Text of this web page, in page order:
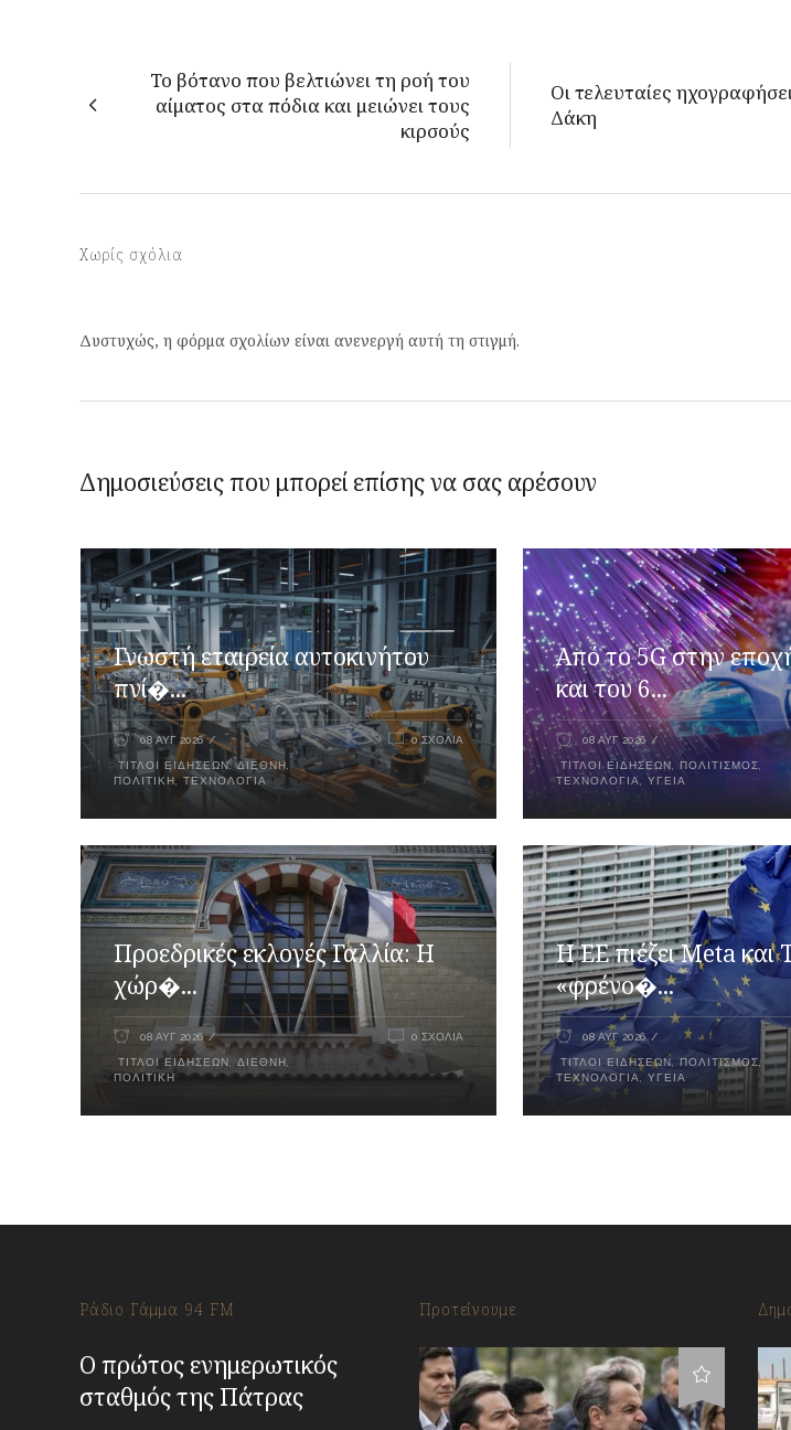
Το βότανο που βελτιώνει τη ροή του
αίματος στα πόδια και μειώνει τους
κιρσούς
Οι τελευταίες
Δάκη
Χωρίς σχόλια
Δυστυχώς, η φόρμα σχολίων είναι ανενεργή αυτή τη στιγμή.
Δημοσιεύσεις που μπορεί επίσης να σας αρέσουν
Γνωστή εταιρεία αυτοκινήτου
πνί�...
08 ΑΥΓ 2026
ΤΊΤΛΟΙ ΕΙΔΉΣΕΩΝ,ΔΙΕΘΝΉ
ΠΟΛΙΤΙΚΉ,ΤΕΧΝΟΛΟΓΊΑ
0 ΣΧΌΛΙΑ
Από το 5G στην
και του 6...
08 ΑΥΓ 2026
ΤΊΤΛΟΙ ΕΙΔΉΣΕΩΝ ΠΟΛΙΤΙΣΜΌΣ
ΤΕΧΝΟΛΟΓΊΑ
ΥΓΕΊΑ
Προεδρικές εκλογές Γαλλία: Η
χώρ�...
08 ΑΥΓ 2026
ΤΊΤΛΟΙ ΕΙΔΉΣΕΩΝ ΔΙΕΘΝΉ
ΠΟΛΙΤΙΚΉ
0 ΣΧΌΛΙΑ
Η ΕΕ πιέζει Meta και
«φρένο�...
08 ΑΥΓ 2026
ΤΊΤΛΟΙ ΕΙΔΉΣΕΩΝ ΠΟΛΙΤΙΣΜΌΣ
ΤΕΧΝΟΛΟΓΊΑ
ΥΓΕΊΑ
Ράδιο Γάμμα 94 FM
Ο πρώτος ενημερωτικός
σταθμός της Πάτρας
Προτείνουμε